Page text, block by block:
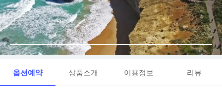
옵션예약 상품소개 이용정보 리뷰